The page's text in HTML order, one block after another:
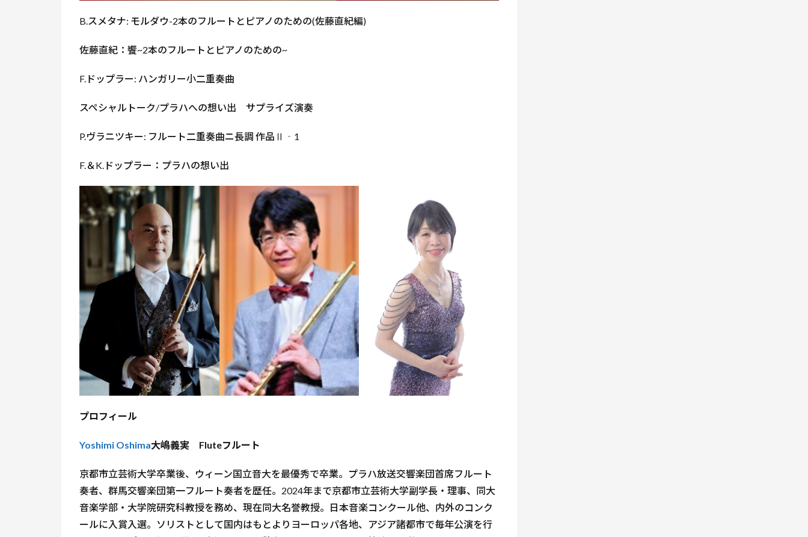
B.スメタナ: モルダウ-2本のフルートとピアノのための(佐藤直紀編)
佐藤直紀：饗~2本のフルートとピアノのための~
F.ドップラー: ハンガリー小二重奏曲
スペシャルトーク/プラハへの想い出 サプライズ演奏
P.ヴラニツキー: フルート二重奏曲ニ長調 作品Ⅱ‐1
F.＆K.ドップラー：プラハの想い出
プロフィール
Yoshimi Oshima大嶋義実 Fluteフルート
京都市立芸術大学卒業後、ウィーン国立音大を最優秀で卒業。プラハ放送交響楽団首席フルート
奏者、群馬交響楽団第一フルート奏者を歴任。2024年まで京都市立芸術大学副学長・理事、同大
音楽学部・大学院研究科教授を務め、現在同大名誉教授。日本音楽コンクール他、内外のコンク
ールに入賞入選。ソリストとして国内はもとよりヨーロッパ各地、アジア諸都市で毎年公演を行